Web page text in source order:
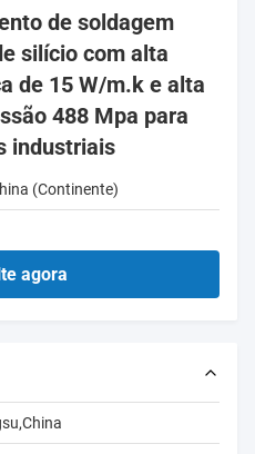
de soldagem
silício com alta
de 15 W/m.k e alta
488 Mpa para
industriais
(Continente)
agora